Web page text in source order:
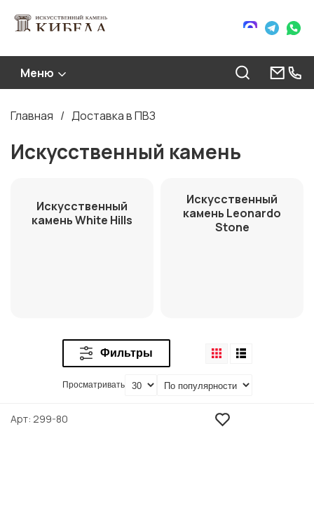
Меню
Строка
навигации
Главная Доставка в ПВЗ
Искусственный камень
Искусственный
камень White Hills
Искусственный
камень Leonardo
Stone
Искусственный
камень Малахит
Искусственный
Фильтры
Просматривать
Арт 299-80